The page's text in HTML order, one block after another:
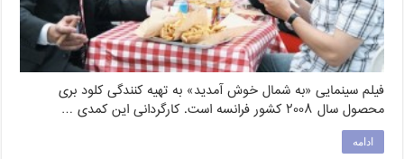
فیلم سینمایی «به شمال خوش آمدید» به تهیه کنندگی کلود بری
محصول سال ۲۰۰۸ کشور فرانسه است. کارگردانی این کمدی …
ادامه